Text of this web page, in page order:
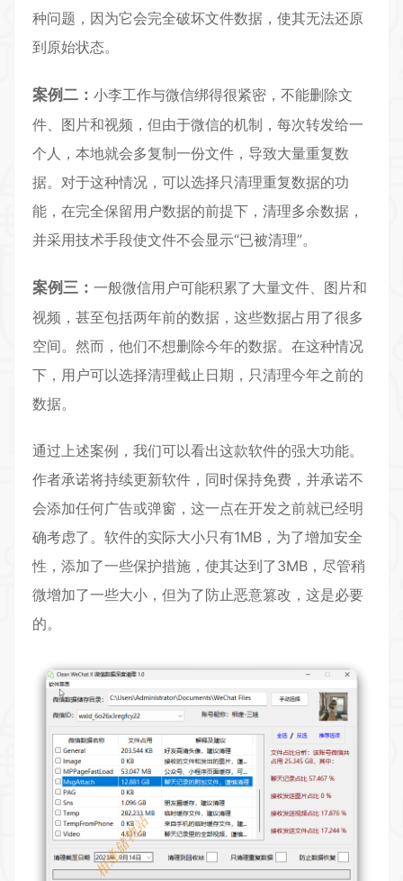
种问题，因为它会完全破坏文件数据，使其无法还原
到原始状态。
案例二： 小李工作与微信绑得很紧密，不能删除文
件、图片和视频，但由于微信的机制，每次转发给一
个人，本地就会多复制一份文件，导致大量重复数
据。对于这种情况，可以选择只清理重复数据的功
能，在完全保留用户数据的前提下，清理多余数据，
并采用技术手段使文件不会显示“已被清理”。
案例三： 一般微信用户可能积累了大量文件、图片和
视频，甚至包括两年前的数据，这些数据占用了很多
空间。然而，他们不想删除今年的数据。在这种情况
下，用户可以选择清理截止日期，只清理今年之前的
数据。
通过上述案例，我们可以看出这款软件的强大功能。
作者承诺将持续更新软件，同时保持免费，并承诺不
会添加任何广告或弹窗，这一点在开发之前就已经明
确考虑了。软件的实际大小只有1MB，为了增加安全
性，添加了一些保护措施，使其达到了3MB，尽管稍
微增加了一些大小，但为了防止恶意篡改，这是必要
的。